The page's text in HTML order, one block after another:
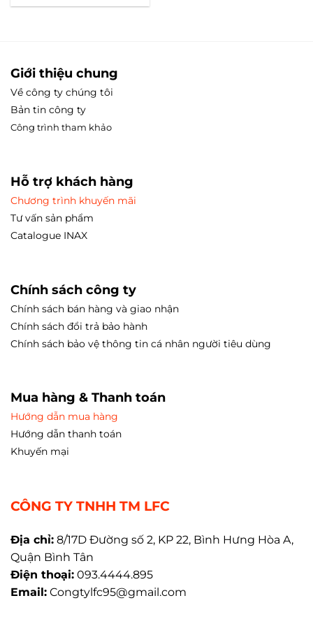
là:
tại
Giới thiệu chung
Về công ty chúng tôi
Bản tin công ty
Công trình tham khảo
Hỗ trợ khách hàng
Chương trình khuyến mãi
Tư vấn sản phẩm
Catalogue INAX
Chính sách công ty
Chính sách bán hàng và giao nhận
Chính sách đổi trả bảo hành
Chính sách bảo vệ thông tin cá nhân người tiêu dùng
Mua hàng & Thanh toán
Hướng dẫn mua hàng
Hướng dẫn thanh toán
Khuyến mại
CÔNG TY TNHH TM LFC
Địa chỉ: 8/17D Đường số 2, KP 22, Bình Hưng Hòa A,
Quận Bình Tân
Điện thoại: 093.4444.895
Email: Congtylfc95@gmail.com